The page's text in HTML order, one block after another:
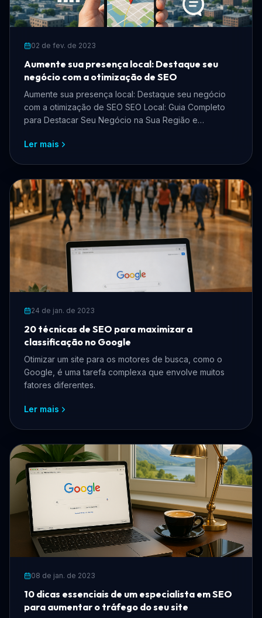
02 de fev. de 2023
Aumente sua presença local: Destaque seu
negócio com a otimização de SEO
Aumente sua presença local: Destaque seu negócio
com a otimização de SEO SEO Local: Guia Completo
para Destacar Seu Negócio na Sua Região e
Ler mais
24 de jan. de 2023
20 técnicas de SEO para maximizar a
classificação no Google
Otimizar um site para os motores de busca, como o
Google, é uma tarefa complexa que envolve muitos
fatores diferentes.
Ler mais
08 de jan. de 2023
10 dicas essenciais de um especialista em SEO
para aumentar o tráfego do seu site